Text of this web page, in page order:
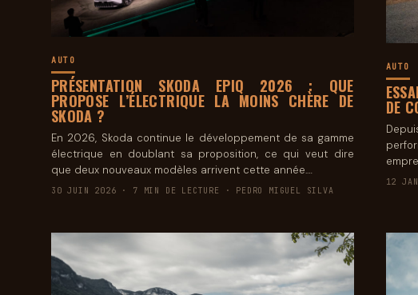
AUTO
PRÉSENTATION SKODA EPIQ 2026 : QUE
PROPOSE L’ÉLECTRIQUE LA MOINS CHÈRE DE
SKODA ?
En 2026, Skoda continue le développement de sa gamme
électrique en doublant sa proposition, ce qui veut dire
que deux nouveaux modèles arrivent cette année.…
30 JUIN 2026 · 7 MIN DE LECTURE · PEDRO MIGUEL SILVA
AUTO
DE
12